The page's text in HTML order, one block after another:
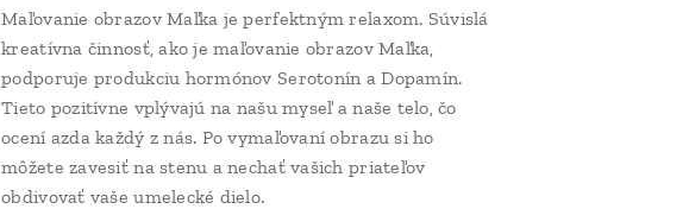
Maľovanie obrazov Maľka je perfektným relaxom. Súvislá
kreatívna činnosť, ako je maľovanie obrazov Maľka,
podporuje produkciu hormónov Serotonín a Dopamín.
Tieto pozitívne vplývajú na našu myseľ a naše telo, čo
ocení azda každý z nás. Po vymaľovaní obrazu si ho
môžete zavesiť na stenu a nechať vašich priateľov
obdivovať vaše umelecké dielo.